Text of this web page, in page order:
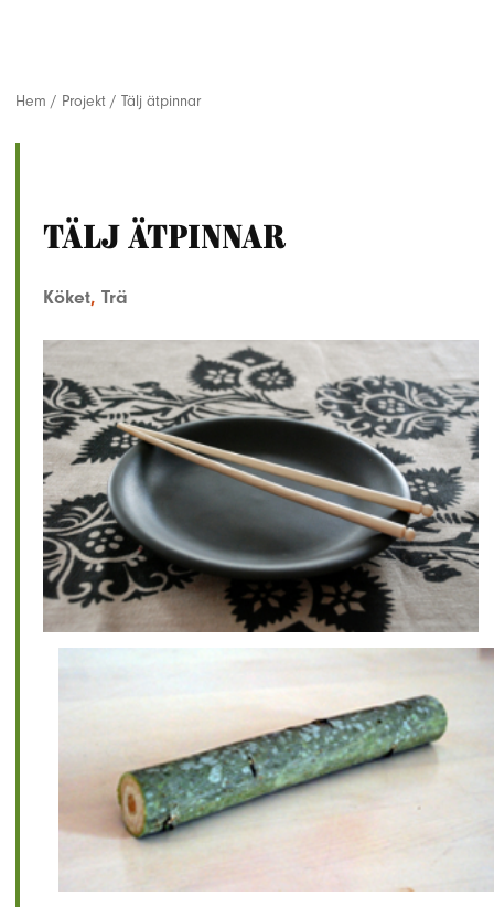
Hem / Projekt / Tälj ätpinnar
Tälj ätpinnar
Köket, Trä